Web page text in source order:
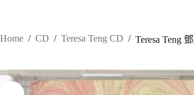
Home / CD / Teresa Teng CD / Teresa Teng